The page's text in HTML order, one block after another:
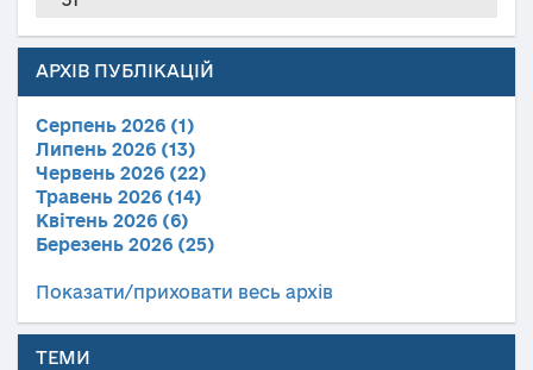
АРХІВ ПУБЛІКАЦІЙ
Серпень 2026 (1)
Липень 2026 (13)
Червень 2026 (22)
Травень 2026 (14)
Квітень 2026 (6)
Березень 2026 (25)
Показати/приховати весь архів
ТЕМИ